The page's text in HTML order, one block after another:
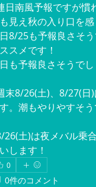
日南風予報ですが慣
見え秋の入り口を感
8/25も予報良さそ
スメです！
も予報良さそうで
末8/26(土)、8/27(日
。潮もやりやすそ
26(土)は夜メバル乗
します！
0
0件のコメント